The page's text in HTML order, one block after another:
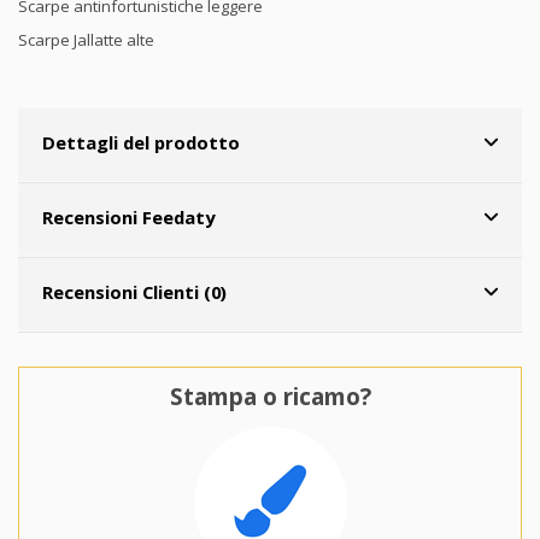
Scarpe antinfortunistiche leggere
Scarpe Jallatte alte
Dettagli del prodotto
Recensioni Feedaty
Recensioni Clienti (0)
Stampa o ricamo?